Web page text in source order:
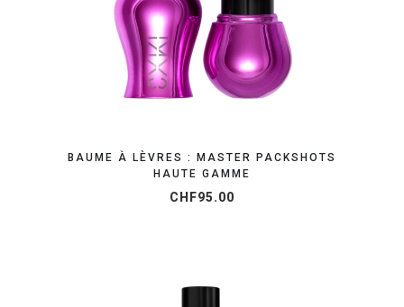
BAUME À LÈVRES : MASTER PACKSHOTS
HAUTE GAMME
CHF95.00